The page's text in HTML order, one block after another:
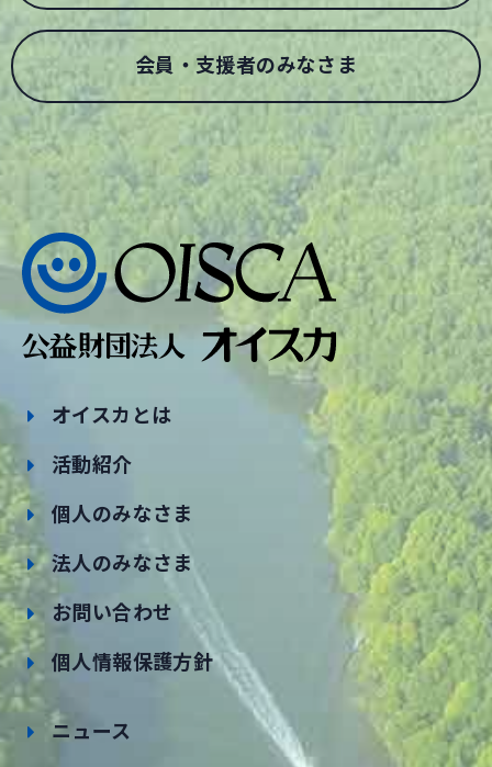
会員・支援者のみなさま
オイスカとは
活動紹介
個人のみなさま
法人のみなさま
お問い合わせ
個人情報保護方針
ニュース